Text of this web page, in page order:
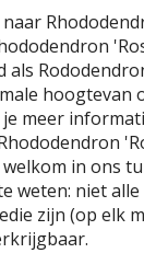
als
hoogtevan
je meer
in ons
weten: niet
zijn (op elk